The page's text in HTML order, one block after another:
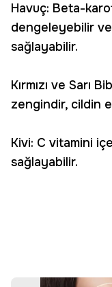
Havuç: Beta-
dengeleyebilir ve
sağlayabilir.
Kırmızı ve Sarı
zengindir, cildin
Kivi: C vitamini
sağlayabilir.